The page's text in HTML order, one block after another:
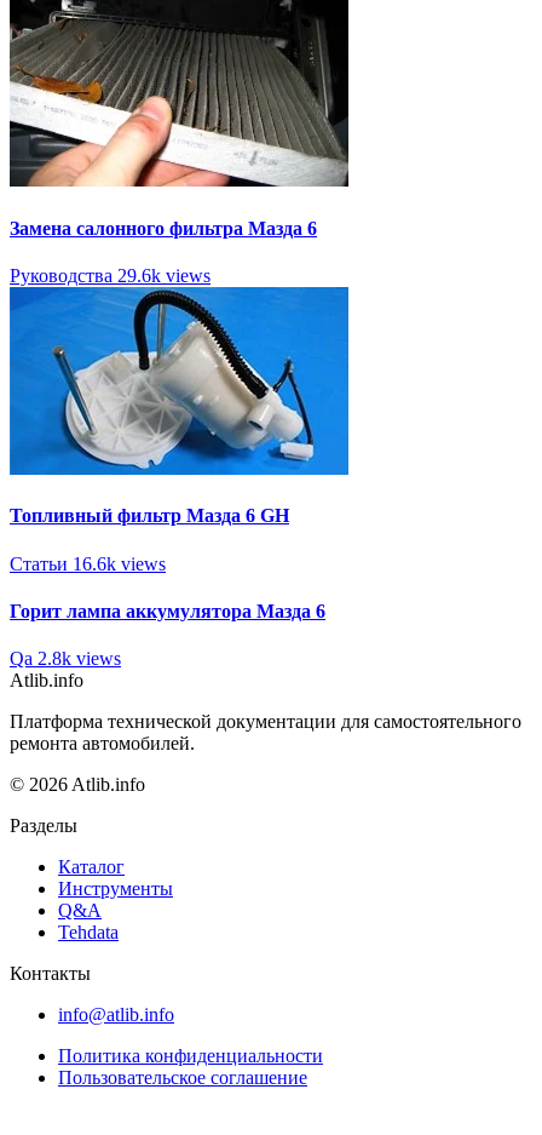
Замена салонного фильтра Мазда 6
Руководства 29.6k views
Топливный фильтр Мазда 6 GH
Статьи 16.6k views
Горит лампа аккумулятора Мазда 6
Qa 2.8k views
Atlib.info
Платформа технической документации для самостоятельного
ремонта автомобилей.
© 2026 Atlib.info
Разделы
Каталог
Инструменты
Q&A
Tehdata
Контакты
info@atlib.info
Политика конфиденциальности
Пользовательское соглашение